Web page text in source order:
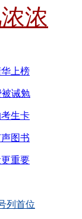
浓
上榜
被诫勉
生卡
图书
重要
列首位